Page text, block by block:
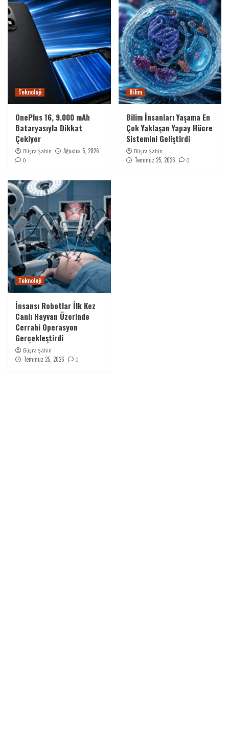
Teknoloji
OnePlus 16, 9.000 mAh
Bataryasıyla Dikkat
Çekiyor
Büşra Şahin Ağustos 5, 2026
0
Bilim
Bilim İnsanları Yaşama En
Çok Yaklaşan Yapay Hücre
Sistemini Geliştirdi
Büşra Şahin
Temmuz 25, 2026 0
Teknoloji
İnsansı Robotlar İlk Kez
Canlı Hayvan Üzerinde
Cerrahi Operasyon
Gerçekleştirdi
Büşra Şahin
Temmuz 25, 2026 0